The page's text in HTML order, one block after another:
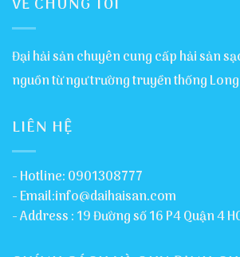
VỀ CHÚNG TÔI
Đại hải sản chuyên cung cấp hải sản
nguồn từ ngư trường truyền thống Long
LIÊN HỆ
- Hotline: 0901308777
- Email:info@daihaisan.com
- Address : 19 Đường số 16 P4 Quận 4